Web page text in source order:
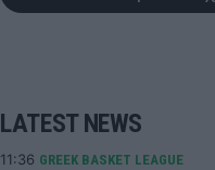
LATEST NEWS
11:36 GREEK BASKET LEAGUE